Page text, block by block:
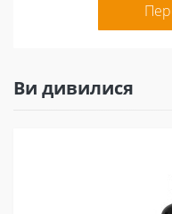
Ви дивилися